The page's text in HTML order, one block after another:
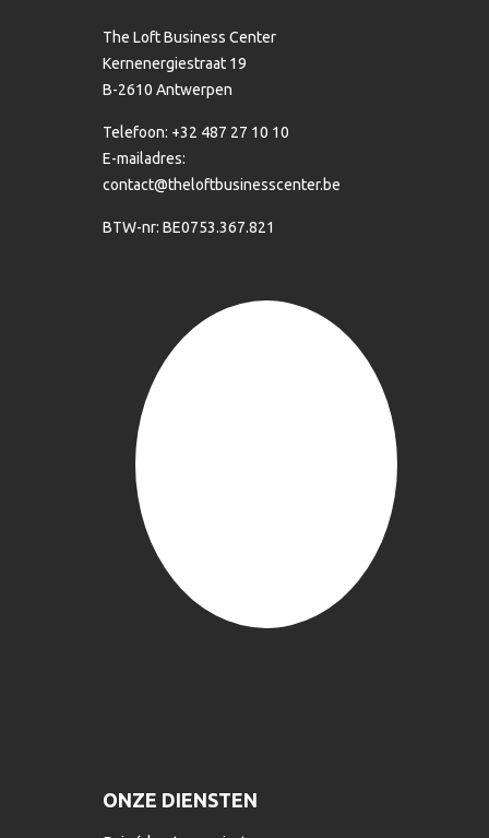
The Loft Business Center
Kernenergiestraat 19
B-2610 Antwerpen
Telefoon: +32 487 27 10 10
E-mailadres:
contact@theloftbusinesscenter.be
BTW-nr: BE0753.367.821
ONZE DIENSTEN